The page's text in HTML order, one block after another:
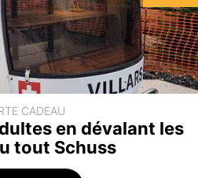
CADEAU
en dévalant les
tout Schuss